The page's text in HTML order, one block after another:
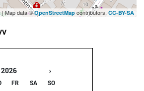
| Map data ©OpenStreetMap contributors, CC-BY-SA
›
FR SA
SO